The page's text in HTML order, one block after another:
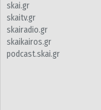
skai.gr
skaitv.gr
skairadio.gr
skaikairos.gr
podcast.skai.gr